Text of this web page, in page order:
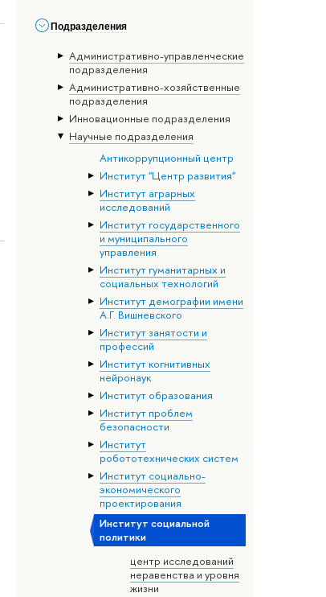
Подразделения
Административно-управленческие
подразделения
Административно-хозяйственные
подразделения
Инновационные подразделения
Научные подразделения
Антикоррупционный центр
Институт "Центр развития"
Институт аграрных
исследований
Институт государственного
и муниципального
управления
Институт гуманитарных и
социальных технологий
Институт демографии имени
А.Г. Вишневского
Институт занятости и
профессий
Институт когнитивных
нейронаук
Институт образования
Институт проблем
безопасности
Институт
робототехнических систем
Институт социально-
экономического
проектирования
Институт социальной
политики
центр исследований
неравенства и уровня
жизни